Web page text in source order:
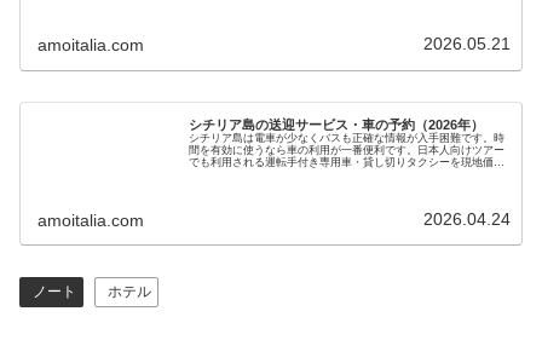
amoitalia.com 2026.05.21
シチリア島の送迎サービス・車の予約（2026年）
シチリア島は電車が少なくバスも正確な情報が入手困難です。時
間を有効に使うなら車の利用が一番便利です。日本人向けツアー
でも利用される運転手付き専用車・貸し切りタクシーを現地価格
amoitalia.com 2026.04.24
ノート ホテル